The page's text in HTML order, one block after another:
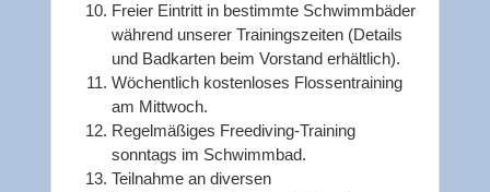
Freier Eintritt in bestimmte Schwimmbäder
während unserer Trainingszeiten (Details
und Badkarten beim Vorstand erhältlich).
Wöchentlich kostenloses Flossentraining
am Mittwoch.
Regelmäßiges Freediving-Training
sonntags im Schwimmbad.
Teilnahme an diversen